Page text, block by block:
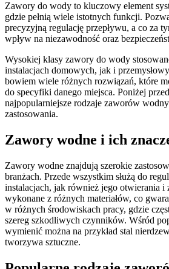
Zawory do wody to kluczowy element
gdzie pełnią wiele istotnych funkcji.
precyzyjną regulację przepływu, a co za
wpływ na niezawodność oraz
Wysokiej klasy zawory do wody
instalacjach domowych, jak i
bowiem wiele różnych rozwiązań, które
do specyfiki danego miejsca. Poniżej
najpopularniejsze rodzaje zaworów
zastosowania.
Zawory wodne i ich
Zawory wodne znajdują szerokie
branżach. Przede wszystkim służą do
instalacjach, jak również jego otwierania i
wykonane z różnych materiałów, co
w różnych środowiskach pracy, gdzie
szereg szkodliwych czynników. Wśród
wymienić można na przykład stal
tworzywa sztuczne.